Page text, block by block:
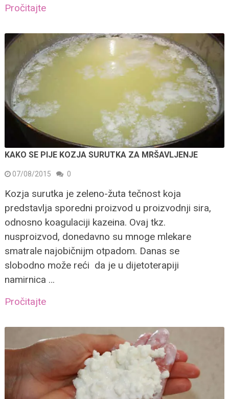
Pročitajte
KAKO SE PIJE KOZJA SURUTKA ZA MRŠAVLJENJE
07/08/2015 0
Kozja surutka je zeleno-žuta tečnost koja
predstavlja sporedni proizvod u proizvodnji sira,
odnosno koagulaciji kazeina. Ovaj tkz.
nusproizvod, donedavno su mnoge mlekare
smatrale najobičnijm otpadom. Danas se
slobodno može reći da je u dijetoterapiji
namirnica …
Pročitajte